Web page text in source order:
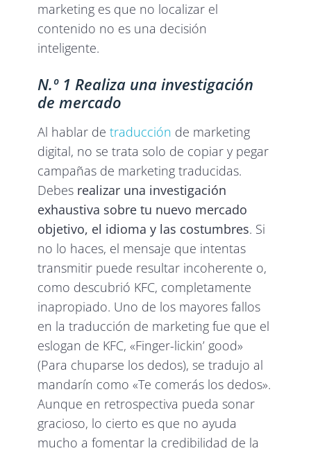
marketing es que no localizar el
contenido no es una decisión
inteligente.
N.º 1 Realiza una investigación
de mercado
Al hablar detraducción de marketing
digital, no se trata solo de copiar y pegar
campañas de marketing traducidas.
Debes realizar una investigación
exhaustiva sobre tu nuevo mercado
objetivo, el idioma y las costumbres. Si
no lo haces, el mensaje que intentas
transmitir puede resultar incoherente o,
como descubrió KFC, completamente
inapropiado. Uno de los mayores fallos
en la traducción de marketing fue que el
eslogan de KFC, «Finger-lickin’ good»
(Para chuparse los dedos), se tradujo al
mandarín como «Te comerás los dedos».
Aunque en retrospectiva pueda sonar
gracioso, lo cierto es que no ayuda
mucho a fomentar la credibilidad de la